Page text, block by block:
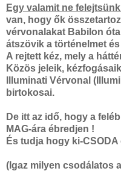
Egy valamit ne
van, hogy ők
vérvonalakat Babilon
átszövik a történelmet
A rejtett kéz, mely a
Közös jeleik,
Illuminati Vérvonal
birtokosai.
De itt az idő, hogy a
MAG-ára ébredjen !
És tudja hogy ki-CSODA
(Igaz milyen csodálatos